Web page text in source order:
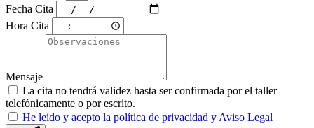
Fecha Cita
Hora Cita
Mensaje
La cita no tendrá validez hasta ser confirmada por el taller
telefónicamente o por escrito.
He leído y acepto la política de privacidad y Aviso Legal